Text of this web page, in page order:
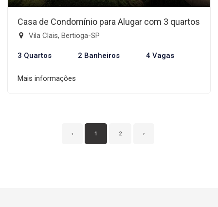
Casa de Condomínio para Alugar com 3 quartos
Vila Clais, Bertioga-SP
3 Quartos 2 Banheiros 4 Vagas
Mais informações
‹ 1 2 ›